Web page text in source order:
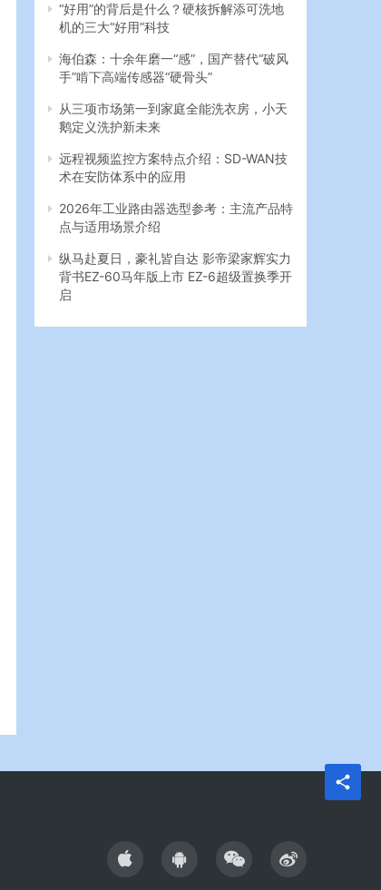
“好用”的背后是什么？硬核拆解添可洗地
机的三大“好用”科技
海伯森：十余年磨一“感”，国产替代“破风
手”啃下高端传感器“硬骨头”
从三项市场第一到家庭全能洗衣房，小天
鹅定义洗护新未来
远程视频监控方案特点介绍：SD-WAN技
术在安防体系中的应用
2026年工业路由器选型参考：主流产品特
点与适用场景介绍
纵马赴夏日，豪礼皆自达 影帝梁家辉实力
背书EZ-60马年版上市 EZ-6超级置换季开
启